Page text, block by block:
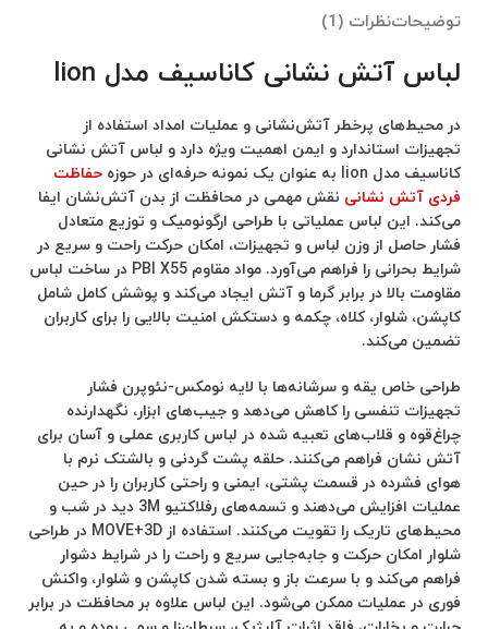
توضیحاتنظرات (1)
لباس آتش نشانی کاناسیف مدل lion
در محیط‌های پرخطر آتش‌نشانی و عملیات امداد استفاده از
تجهیزات استاندارد و ایمن اهمیت ویژه دارد و لباس آتش نشانی
کاناسیف مدل lion به عنوان یک نمونه حرفه‌ای در حوزه
حفاظت
فردی آتش نشانی نقش مهمی در محافظت از بدن آتش‌نشان ایفا
می‌کند. این لباس عملیاتی با طراحی ارگونومیک و توزیع متعادل
فشار حاصل از وزن لباس و تجهیزات، امکان حرکت راحت و سریع در
شرایط بحرانی را فراهم می‌آورد. مواد مقاوم PBI X55 در ساخت لباس
مقاومت بالا در برابر گرما و آتش ایجاد می‌کند و پوشش کامل شامل
کاپشن، شلوار، کلاه، چکمه و دستکش امنیت بالایی را برای کاربران
تضمین می‌کند.
طراحی خاص یقه و سرشانه‌ها با لایه نومکس-نئوپرن فشار
تجهیزات تنفسی را کاهش می‌دهد و جیب‌های ابزار، نگهدارنده
چراغ‌قوه و قلاب‌های تعبیه شده در لباس کاربری عملی و آسان برای
آتش‌ نشان فراهم می‌کنند. حلقه پشت گردنی و بالشتک نرم با
هوای فشرده در قسمت پشتی، ایمنی و راحتی کاربران را در حین
عملیات افزایش می‌دهند و تسمه‌های رفلاکتیو 3M دید در شب و
محیط‌های تاریک را تقویت می‌کنند. استفاده از MOVE+3D در طراحی
شلوار امکان حرکت و جابه‌جایی سریع و راحت را در شرایط دشوار
فراهم می‌کند و با سرعت باز و بسته شدن کاپشن و شلوار، واکنش
فوری در عملیات ممکن می‌شود. این لباس علاوه بر محافظت در برابر